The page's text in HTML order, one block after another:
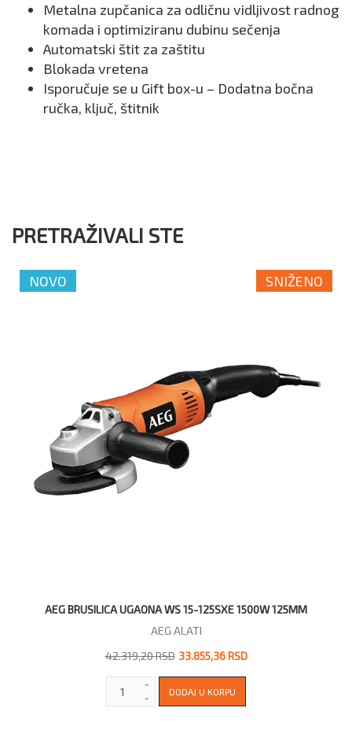
Metalna zupčanica za odličnu vidljivost radnog
komada i optimiziranu dubinu sečenja
Automatski štit za zaštitu
Blokada vretena
Isporučuje se u Gift box-u – Dodatna bočna
ručka, ključ, štitnik
PRETRAŽIVALI STE
NOVO SNIŽENO
AEG BRUSILICA UGAONA WS 15-125SXE 1500W 125MM
AEG ALATI
42.319,20 RSD 33.855,36 RSD